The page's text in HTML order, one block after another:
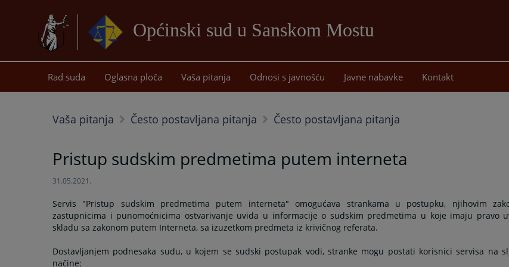
Općinski sud u Sanskom Mostu
sadržaj
Rad suda Oglasna ploča Vaša pitanja Odnosi s javnošću Javne nabavke Kontakt
Vaša pitanja Često postavljana pitanja Često postavljana pitanja
Pristup sudskim predmetima putem interneta
31.05.2021.
Servis "Pristup sudskim predmetima putem interneta" omogućava strankama u postupku, njihovim
zastupnicima i punomoćnicima ostvarivanje uvida u informacije o sudskim predmetima u koje imaju pravo
skladu sa zakonom putem Interneta, sa izuzetkom predmeta iz krivičnog referata.
Dostavljanjem podnesaka sudu, u kojem se sudski postupak vodi, stranke mogu postati korisnici servisa na
načine: